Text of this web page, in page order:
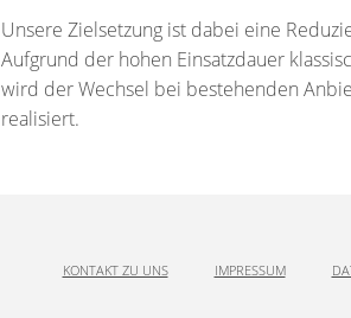
Unsere Zielsetzung ist dabei eine
Aufgrund der hohen Einsatzdauer
wird der Wechsel bei bestehenden
realisiert.
KONTAKT ZU UNS IMPRESSUM